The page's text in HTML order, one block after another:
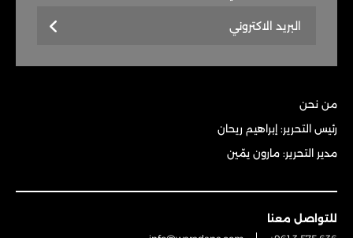
من نحن
رئيس التحرير: إبراهيم ريحان
مدير التحرير: مارون يمّين
للتواصل معنا